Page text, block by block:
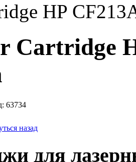
HP
Cartridge
63734
назад
для